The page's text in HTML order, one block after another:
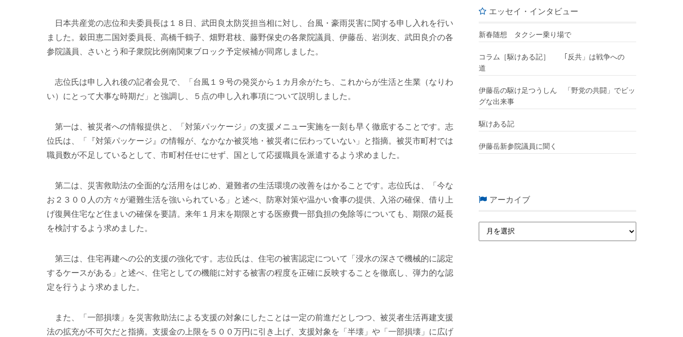
日本共産党の志位和夫委員長は１８日、武田良太防災担当相に対し、台風・豪雨災害に関する申し入れを行い
ました。穀田恵二国対委員長、高橋千鶴子、畑野君枝、藤野保史の各衆院議員、伊藤岳、岩渕友、武田良介の各
参院議員、さいとう和子衆院比例南関東ブロック予定候補が同席しました。
志位氏は申し入れ後の記者会見で、「台風１９号の発災から１カ月余がたち、これからが生活と生業（なりわ
い）にとって大事な時期だ」と強調し、５点の申し入れ事項について説明しました。
第一は、被災者への情報提供と、「対策パッケージ」の支援メニュー実施を一刻も早く徹底することです。志
位氏は、「『対策パッケージ』の情報が、なかなか被災地・被災者に伝わっていない」と指摘。被災市町村では
職員数が不足しているとして、市町村任せにせず、国として応援職員を派遣するよう求めました。
第二は、災害救助法の全面的な活用をはじめ、避難者の生活環境の改善をはかることです。志位氏は、「今な
お２３００人の方々が避難生活を強いられている」と述べ、防寒対策や温かい食事の提供、入浴の確保、借り上
げ復興住宅など住まいの確保を要請。来年１月末を期限とする医療費一部負担の免除等についても、期限の延長
を検討するよう求めました。
第三は、住宅再建への公的支援の強化です。志位氏は、住宅の被害認定について「浸水の深さで機械的に認定
するケースがある」と述べ、住宅としての機能に対する被害の程度を正確に反映することを徹底し、弾力的な認
定を行うよう求めました。
また、「一部損壊」を災害救助法による支援の対象にしたことは一定の前進だとしつつ、被災者生活再建支援
法の拡充が不可欠だと指摘。支援金の上限を５００万円に引き上げ、支援対象を「半壊」や「一部損壊」に広げ
エッセイ・インタビュー
新春随想 タクシー乗り場で
コラム［駆けある記］ ｢反共」は戦争への
道
伊藤岳の駆け足つうしん 「野党の共闘」でビッ
グな出来事
駆けある記
伊藤岳新参院議員に聞く
アーカイブ